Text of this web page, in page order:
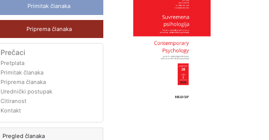
Primitak članaka
Priprema članaka
Prečaci
Pretplata
Primitak članaka
Priprema članaka
Urednički postupak
Citiranost
Kontakt
Pregled članaka